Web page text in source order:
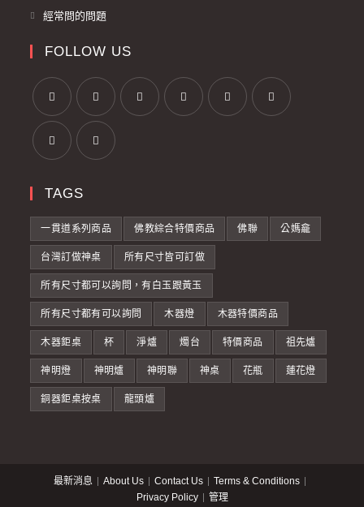
經常問的問題
FOLLOW US
TAGS
一貫道系列商品 佛教綜合特價商品 佛聯 公媽龕
台灣訂做神桌 所有尺寸皆可訂做
所有尺寸都可以詢問，有白玉跟黃玉
所有尺寸都有可以詢問 木器燈 木器特價商品
木器鉅桌 杯 淨爐 燭台 特價商品 祖先爐
神明燈 神明爐 神明聯 神桌 花瓶 蓮花燈
銅器鉅桌按桌 龍頭爐
最新消息 About Us Contact Us
Terms & Conditions
Privacy Policy
管理